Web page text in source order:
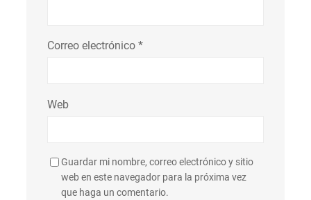
Correo electrónico *
Web
Guardar mi nombre, correo electrónico y sitio
web en este navegador para la próxima vez
que haga un comentario.